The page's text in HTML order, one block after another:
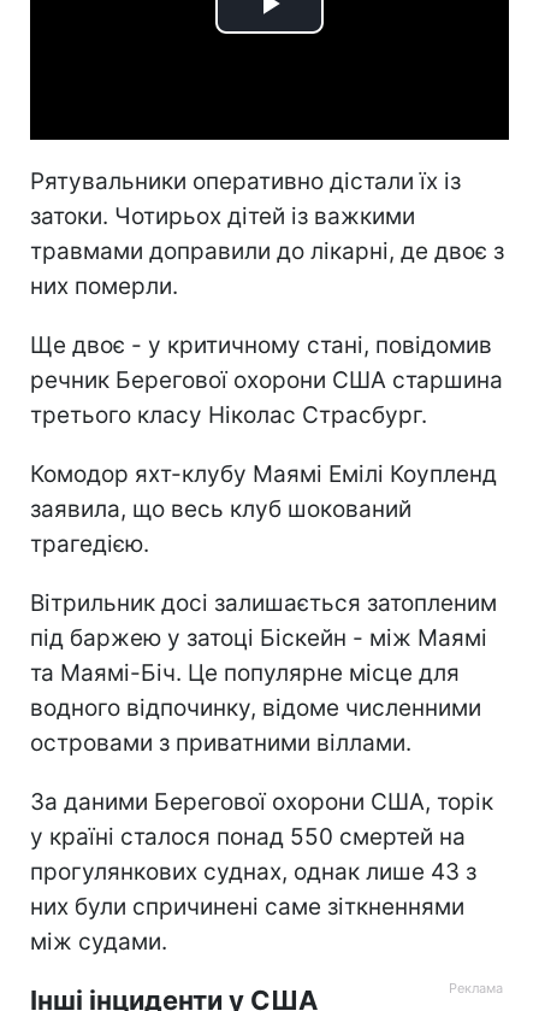
Play
Рятувальники оперативно дістали їх із
затоки. Чотирьох дітей із важкими
травмами доправили до лікарні, де двоє з
них померли.
Ще двоє - у критичному стані, повідомив
речник Берегової охорони США старшина
третього класу Ніколас Страсбург.
Комодор яхт-клубу Маямі Емілі Коупленд
заявила, що весь клуб шокований
трагедією.
Вітрильник досі залишається затопленим
під баржею у затоці Біскейн - між Маямі
та Маямі-Біч. Це популярне місце для
водного відпочинку, відоме численними
островами з приватними віллами.
За даними Берегової охорони США, торік
у країні сталося понад 550 смертей на
прогулянкових суднах, однак лише 43 з
них були спричинені саме зіткненнями
між судами.
Інші інциденти у США